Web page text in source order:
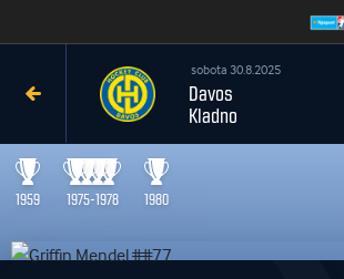
sobota 30.8.2025
Davos
Kladno
1959 1975-1978 1980